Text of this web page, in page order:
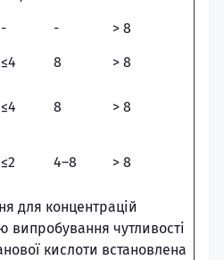
- -
> 8
≤4 8
> 8
≤4 8
> 8
≤2 4–8 > 8
для концентрацій
випробування чутливості
кислоти встановлена